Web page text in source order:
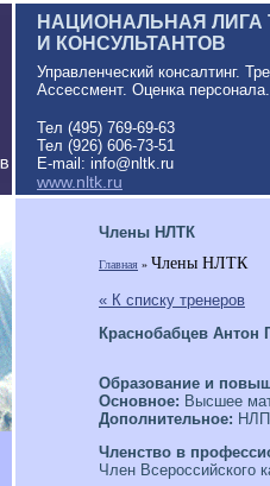
НАЦИОНАЛЬНАЯ ЛИГА
И КОНСУЛЬТАНТОВ
Управленческий консалтинг.
Ассессмент. Оценка персонала.
Тел (495) 769-69-63
Тел (926) 606-73-51
E-mail: info@nltk.ru
www.nltk.ru
Члены НЛТК
Главная » Члены НЛТК
« К списку тренеров
Краснобабцев Антон
Образование и
Основное: Высшее
Дополнительное:
Членство в
Член Всероссийского